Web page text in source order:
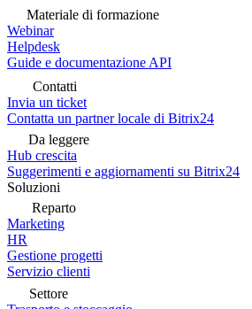
Materiale di formazione
Webinar
Helpdesk
Guide e documentazione API
Contatti
Invia un ticket
Contatta un partner locale di Bitrix24
Da leggere
Hub crescita
Suggerimenti e aggiornamenti su Bitrix24
Soluzioni
Reparto
Marketing
HR
Gestione progetti
Servizio clienti
Settore